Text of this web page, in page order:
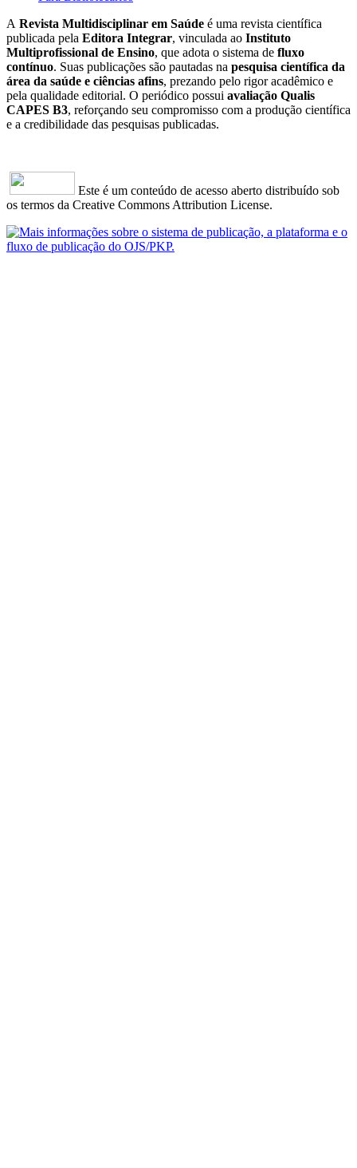
A Revista Multidisciplinar em Saúde é uma revista científica
publicada pela Editora Integrar, vinculada ao Instituto
Multiprofissional de Ensino, que adota o sistema de fluxo
contínuo. Suas publicações são pautadas na pesquisa científica da
área da saúde e ciências afins, prezando pelo rigor acadêmico e
pela qualidade editorial. O periódico possui avaliação Qualis
CAPES B3, reforçando seu compromisso com a produção científica
e a credibilidade das pesquisas publicadas.
Este é um conteúdo de acesso aberto distribuído sob
os termos da Creative Commons Attribution License.